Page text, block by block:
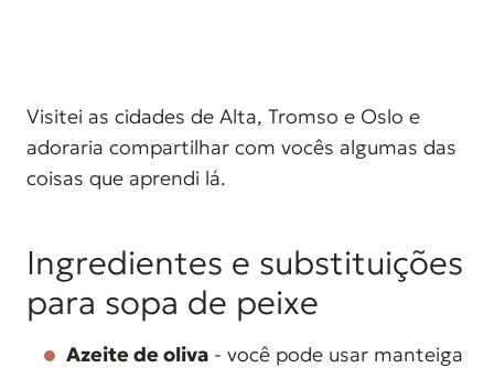
Visitei as cidades de Alta, Tromso e Oslo e
adoraria compartilhar com vocês algumas das
coisas que aprendi lá.
Ingredientes e substituições
para sopa de peixe
Azeite de oliva - você pode usar manteiga